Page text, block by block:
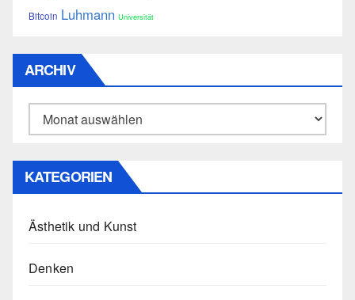
Bitcoin Luhmann Universität
ARCHIV
Archiv
KATEGORIEN
Ästhetik und Kunst
Denken